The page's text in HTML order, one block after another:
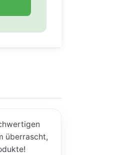
überrascht,